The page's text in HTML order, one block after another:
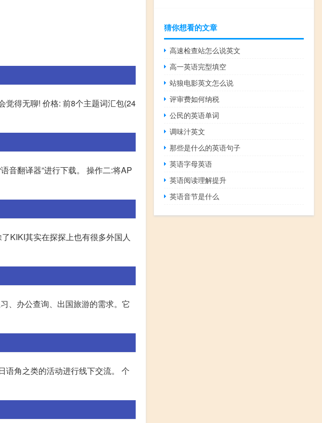
觉得无聊! 价格: 前8个主题词汇包(24
音翻译器”进行下载。 操作二:将AP
KIKI其实在探探上也有很多外国人
、办公查询、出国旅游的需求。它
语角之类的活动进行线下交流。 个
猜你想看的文章
高速检查站怎么说英文
高一英语完型填空
站狼电影英文怎么说
评审费如何纳税
公民的英语单词
调味汁英文
那些是什么的英语句子
英语字母英语
英语阅读理解提升
英语音节是什么